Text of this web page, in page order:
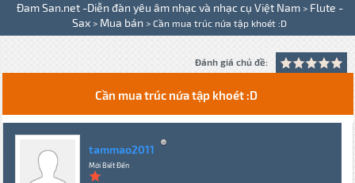
Đam San.net -Diễn đàn yêu âm nhạc và nhạc cụ Việt Nam > Flute -
Sax > Mua bán > Cần mua trúc nứa tập khoét :D
Đánh giá chủ đề:
Cần mua trúc nứa tập khoét :D
tammao2011
Mới Biết Đến